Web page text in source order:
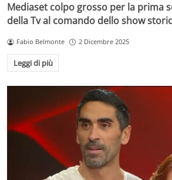
Mediaset colpo grosso per la prima
della Tv al comando dello show
Fabio Belmonte 2 Dicembre 2025
Leggi di più